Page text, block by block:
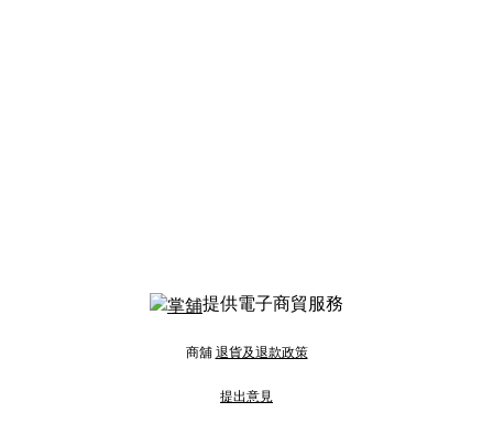
提供電子商貿服務
商舖 退貨及退款政策
提出意見